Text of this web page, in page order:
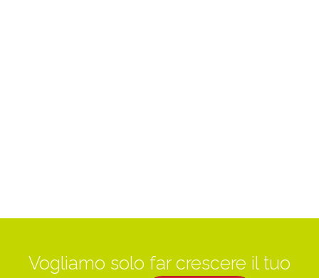
Vogliamo solo far crescere il tuo